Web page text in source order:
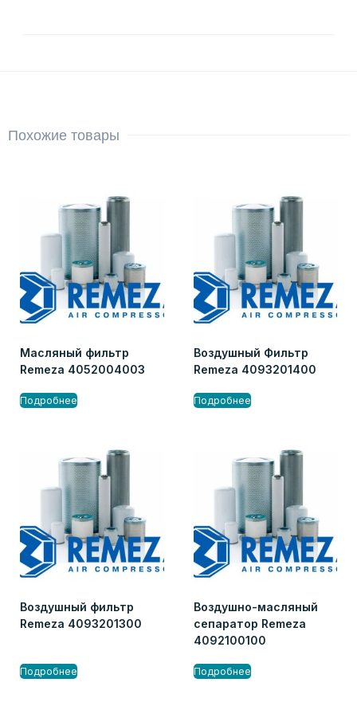
Похожие товары
Масляный фильтр
Remeza 4052004003
Подробнее
Воздушный Фильтр
Remeza 4093201400
Подробнее
Воздушный фильтр
Remeza 4093201300
Подробнее
Воздушно-масляный
сепаратор Remeza
4092100100
Подробнее